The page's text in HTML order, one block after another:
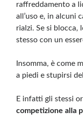
raffreddamento a
all’uso e, in alcuni
rialzi. Se si blocca,
stesso con un
Insomma, è come
a piedi e stupirsi
E infatti gli stessi
competizione alla